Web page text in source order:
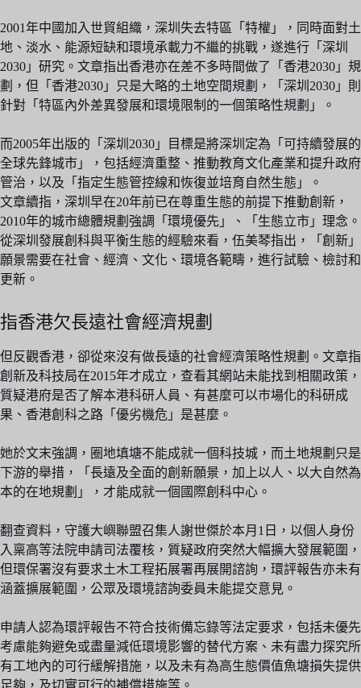
2001年中國加入世貿組織，深圳失去特區「特權」，同時面對土
地、淡水、能源短缺和環境承載力不繼的挑戰，遂進行「深圳
2030」研究。文章指出香港亦在差不多時間做了「香港2030」規
劃，但「香港2030」只是大略的土地空間規劃，「深圳2030」則
針對「特區內外差異發展和環境限制的一個策略性規劃」。
而2005年出版的「深圳2030」目標是將深圳定為「可持續發展的
全球先鋒城市」，包括經濟重整、推動教育文化產業和提升政府
管治，以及「指定生態管控線和恢復並培育自然生態」。
文章續指，深圳早在20年前已在尊重生態的前提下推動創新，
2010年的城市總體規劃強調「環境優先」、「生態立市」理念。
從深圳發展創科與平衡生態的經驗來看，伍美琴指出，「創新」
願景需要在社會、經濟、文化、環境各範疇，進行試驗、檢討和
更新。
指香港欠長遠社會經濟規劃
但反觀香港，卻從來沒有做長遠的社會經濟策略性規劃。文章指
創新及科技局在2015年才成立，查看其網站未能找到相關政策，
質疑港府是否了解本港科研人員、有甚麼可以巿場化的科研成
果、香港創科之路「優劣機危」是甚麼。
她於文末強調，圈地填塘不能成就一個科技城，而土地規劃只是
下游的舉措，「長遠及全面的創新願景，加上以人、以大自然為
本的在地規劃」，才能成就一個國際創科中心。
翻查資料，守護大嶼聯盟召集人謝世傑於本月1日，以個人身份
入稟高等法院申請司法覆核，質疑政府突然大幅擴大發展範圍，
但環保署沒有要求土木工程拓展署再展開諮詢，環評報告亦未有
涵蓋擴展範圍，公眾及環境諮詢委員未能提交意見。
申請人認為環評報告不符合技術備忘錄等法定要求，包括未優先
考慮能夠避免或盡量減低環境影響的替代方案、未有盡力探究所
有工地內的可行緩解措施，以及未有為高生態價值魚塘損失提供